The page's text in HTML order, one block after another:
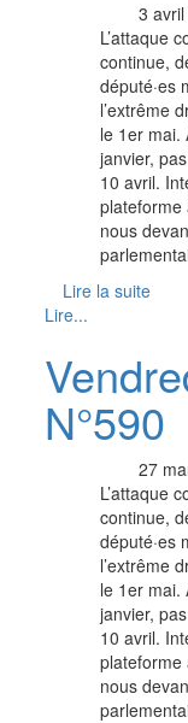
3
L’attaque
continue,
député·es
l’extrême
le 1er mai.
janvier,
10 avril.
plateforme
nous
Lire la suite
Lire...
N°590
27
L’attaque
continue,
député·es
l’extrême
le 1er mai.
janvier,
10 avril.
plateforme
nous